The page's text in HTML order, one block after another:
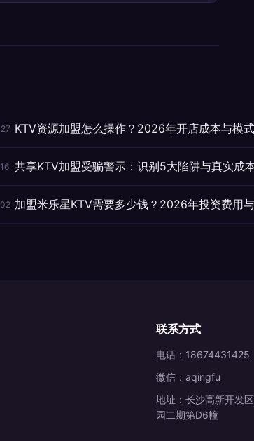
KTV资源加盟怎么操作？2026年开店成本与模
共享KTV加盟受骗警示：识别5大陷阱与真实成
加盟米乐星KTV需要多少钱？2026年投资费用
联系方式
电话：18674431425
微信：aqingfu
地址：长沙高新开发
园二期第D6幢